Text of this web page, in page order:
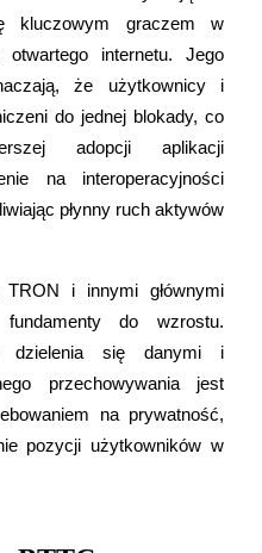
nagrody
kluczowym graczem w
internetu. Jego
że użytkownicy i
do jednej blokady, co
adopcji aplikacji
na interoperacyjności
płynny ruch aktywów
i innymi głównymi
do wzrostu.
dzielenia się danymi i
przechowywania jest
na prywatność,
pozycji użytkowników w